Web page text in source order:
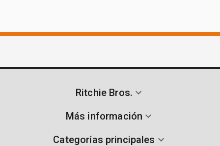
Ritchie Bros.
Más información
Categorías principales